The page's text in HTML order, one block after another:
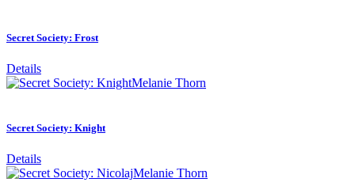
Secret Society: Frost
Details
Melanie Thorn
Secret Society: Knight
Details
Melanie Thorn